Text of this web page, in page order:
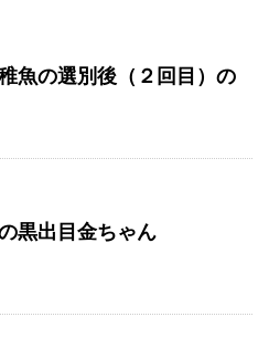
魚の選別後（２回目）の
黒出目金ちゃん